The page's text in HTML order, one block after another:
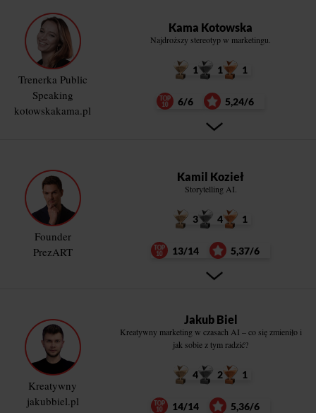
Trenerka Public
Speaking
kotowskakama.pl
Kama Kotowska
Najdroższy stereotyp w marketingu.
1 1 1
6/6 5,24/6
Founder
PrezART
Kamil Kozieł
Storytelling AI.
3 4 1
13/14 5,37/6
Kreatywny
jakubbiel.pl
Jakub Biel
Kreatywny marketing w czasach AI – co się zmieniło i
jak sobie z tym radzić?
4 2 1
14/14 5,36/6